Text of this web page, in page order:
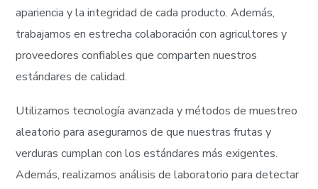
apariencia y la integridad de cada producto. Además,
trabajamos en estrecha colaboración con agricultores y
proveedores confiables que comparten nuestros
estándares de calidad.
Utilizamos tecnología avanzada y métodos de muestreo
aleatorio para asegurarnos de que nuestras frutas y
verduras cumplan con los estándares más exigentes.
Además, realizamos análisis de laboratorio para detectar